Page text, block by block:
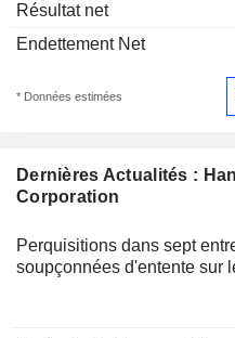
Dernières Actualités :
Corporation
Perquisitions dans sept
soupçonnées d'entente sur
Résultat net
Endettement Net
* Données estimées